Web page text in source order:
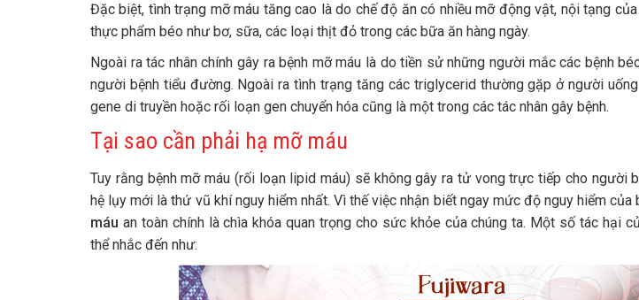
Đặc biệt, tình trạng mỡ máu tăng cao là do chế độ ăn có nhiều mỡ động vật, nội tạng
thực phẩm béo như bơ, sữa, các loại thịt đỏ trong các bữa ăn hàng ngày.
Ngoài ra tác nhân chính gây ra bệnh mỡ máu là do tiền sử những người mắc các bệnh
người bệnh tiểu đường. Ngoài ra tình trạng tăng các triglycerid thường gặp ở người
gene di truyền hoặc rối loạn gen chuyển hóa cũng là một trong các tác nhân gây bệnh.
Tại sao cần phải hạ mỡ máu
Tuy rằng bệnh mỡ máu (rối loạn lipid máu) sẽ không gây ra tử vong trực tiếp cho người
hệ lụy mới là thứ vũ khí nguy hiểm nhất. Vì thế việc nhận biết ngay mức độ nguy hiểm của
máu an toàn chính là chìa khóa quan trọng cho sức khỏe của chúng ta. Một số tác hại
thể nhắc đến như: